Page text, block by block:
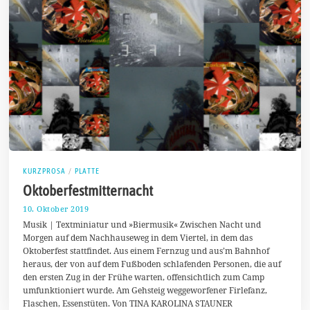
KURZPROSA / PLATTE
Oktoberfestmitternacht
10. Oktober 2019
.
O
k
t
b
e
r
Musik | Textminiatur und »Biermusik« Zwischen Nacht und
Morgen auf dem Nachhauseweg in dem Viertel, in dem das
Oktoberfest stattfindet. Aus einem Fernzug und aus’m Bahnhof
heraus, der von auf dem Fußboden schlafenden Personen, die auf
den ersten Zug in der Frühe warten, offensichtlich zum Camp
umfunktioniert wurde. Am Gehsteig weggeworfener Firlefanz,
Flaschen, Essenstüten. Von TINA KAROLINA STAUNER